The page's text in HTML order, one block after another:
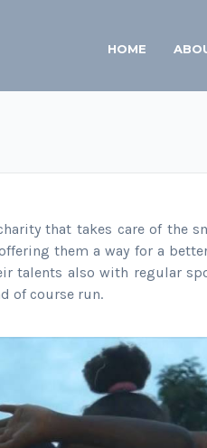
HOME
that takes care of the
them a way for a
talents also with regular
of course run.